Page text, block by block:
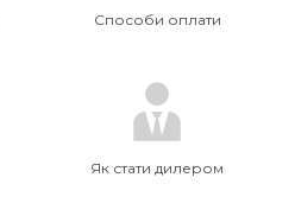
Способи оплати
Як стати дилером